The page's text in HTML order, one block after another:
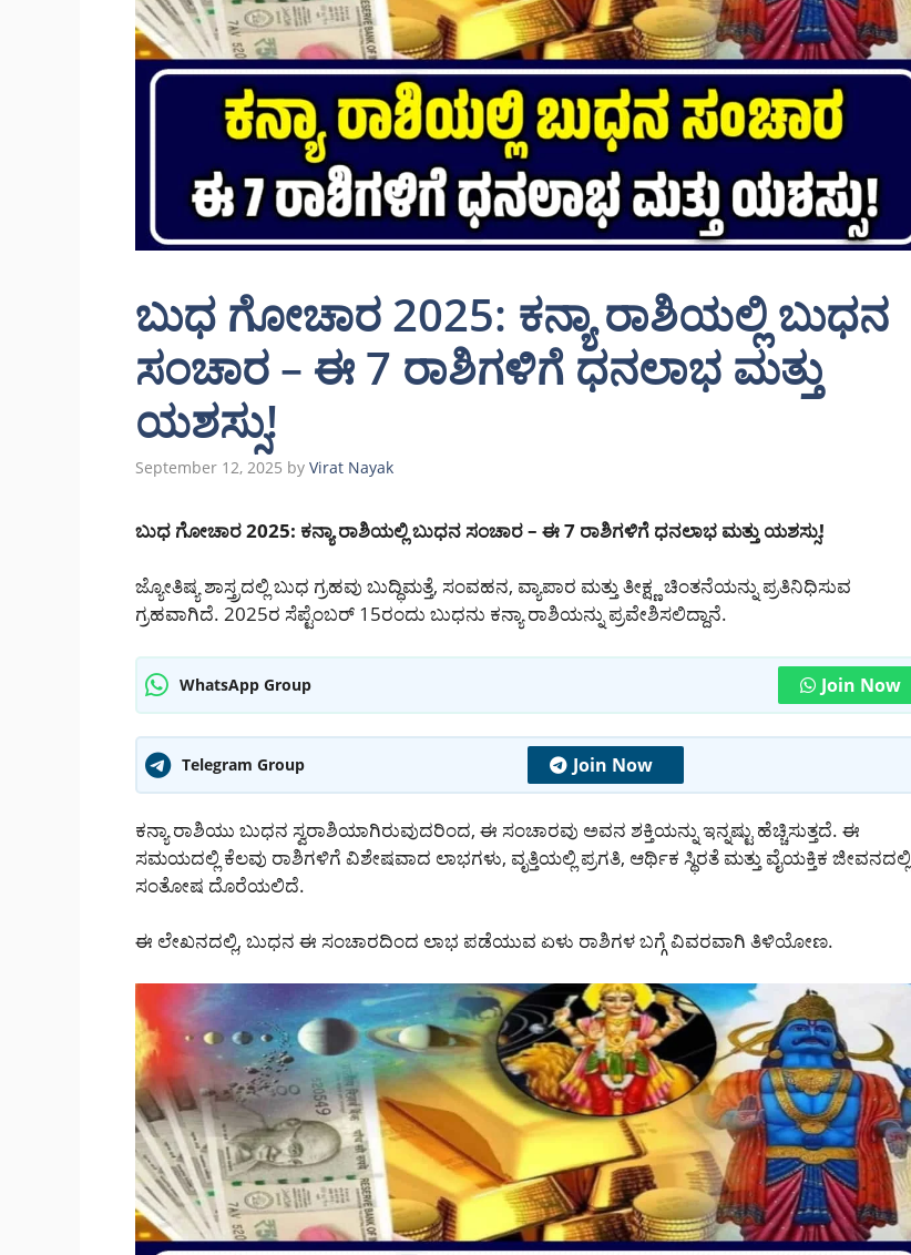
ಬುಧ ಗೋಚಾರ 2025: ಕನ್ಯಾ ರಾಶಿಯಲ್ಲಿ ಬುಧನ
ಸಂಚಾರ – ಈ 7 ರಾಶಿಗಳಿಗೆ ಧನಲಾಭ ಮತ್ತು
ಯಶಸ್ಸು!
September 12, 2025 by Virat Nayak
ಬುಧ ಗೋಚಾರ 2025: ಕನ್ಯಾ ರಾಶಿಯಲ್ಲಿ ಬುಧನ ಸಂಚಾರ – ಈ 7 ರಾಶಿಗಳಿಗೆ ಧನಲಾಭ ಮತ್ತು ಯಶಸ್ಸು!
ಜ್ಯೋತಿಷ್ಯ ಶಾಸ್ತ್ರದಲ್ಲಿ ಬುಧ ಗ್ರಹವು ಬುದ್ಧಿಮತ್ತೆ, ಸಂವಹನ, ವ್ಯಾಪಾರ ಮತ್ತು ತೀಕ್ಷ್ಣ ಚಿಂತನೆಯನ್ನು ಪ್ರತಿನಿಧಿಸುವ
ಗ್ರಹವಾಗಿದೆ. 2025ರ ಸೆಪ್ಟೆಂಬರ್ 15ರಂದು ಬುಧನು ಕನ್ಯಾ ರಾಶಿಯನ್ನು ಪ್ರವೇಶಿಸಲಿದ್ದಾನೆ.
WhatsApp Group Join Now
Telegram Group Join Now
ಕನ್ಯಾ ರಾಶಿಯು ಬುಧನ ಸ್ವರಾಶಿಯಾಗಿರುವುದರಿಂದ, ಈ ಸಂಚಾರವು ಅವನ ಶಕ್ತಿಯನ್ನು ಇನ್ನಷ್ಟು ಹೆಚ್ಚಿಸುತ್ತದೆ. ಈ
ಸಮಯದಲ್ಲಿ ಕೆಲವು ರಾಶಿಗಳಿಗೆ ವಿಶೇಷವಾದ ಲಾಭಗಳು, ವೃತ್ತಿಯಲ್ಲಿ ಪ್ರಗತಿ, ಆರ್ಥಿಕ ಸ್ಥಿರತೆ ಮತ್ತು ವೈಯಕ್ತಿಕ ಜೀವನದಲ್ಲಿ
ಸಂತೋಷ ದೊರೆಯಲಿದೆ.
ಈ ಲೇಖನದಲ್ಲಿ, ಬುಧನ ಈ ಸಂಚಾರದಿಂದ ಲಾಭ ಪಡೆಯುವ ಏಳು ರಾಶಿಗಳ ಬಗ್ಗೆ ವಿವರವಾಗಿ ತಿಳಿಯೋಣ.